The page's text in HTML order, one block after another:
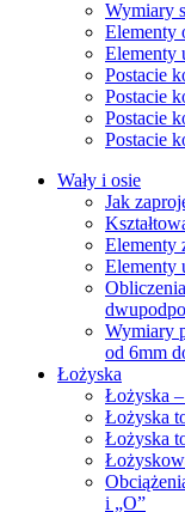
Wymiary
Elementy
Elementy
Postacie
Postacie
Postacie
Postacie
Wały i osie
Jak
Elementy
Elementy
Wymiary
od 6mm
Łożyska
Łożyska
Łożyska
Łożyska
i „O”